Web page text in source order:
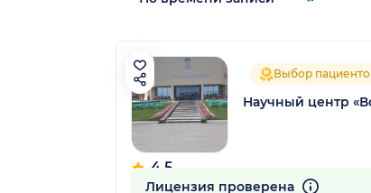
4.5
99 отзывов
Выбор
Научный центр
Лицензия проверена